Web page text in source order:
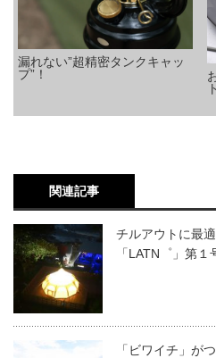
漏れない”超精密タンクキャッ
プ”！
関連記事
チルアウトに最
「LATN゜」第１
「ビワイチ」が